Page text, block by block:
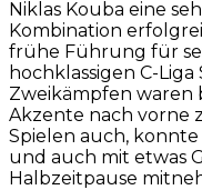
Niklas Kouba eine
Kombination
frühe Führung für
hochklassigen C-
Zweikämpfen waren
Akzente nach vorne
Spielen auch,
und auch mit etwas
Halbzeitpause